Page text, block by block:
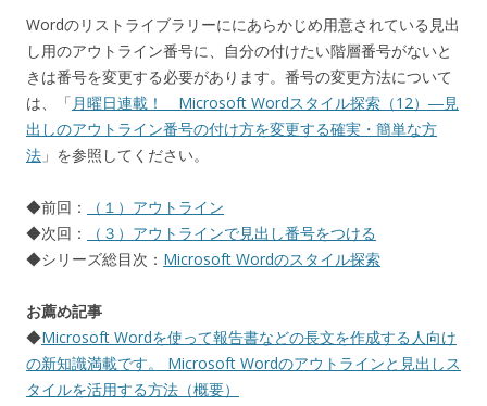
Wordのリストライブラリーににあらかじめ用意されている見出
し用のアウトライン番号に、自分の付けたい階層番号がないと
きは番号を変更する必要があります。番号の変更方法について
は、「月曜日連載！ Microsoft Wordスタイル探索（12）―見
出しのアウトライン番号の付け方を変更する確実・簡単な方
法 」を参照してください。
◆前回：
（１）アウトライン
◆次回：
（３）アウトラインで見出し番号をつける
◆シリーズ総目次： Microsoft Wordのスタイル探索
お薦め記事
◆Microsoft Wordを使って報告書などの長文を作成する人向け
の新知識満載です。 Microsoft Wordのアウトラインと見出しス
タイルを活用する方法（概要）